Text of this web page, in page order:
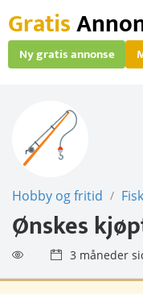
Gratis
Ny gratis annonse
Hobby og fritid /
Ønskes
3 måneder